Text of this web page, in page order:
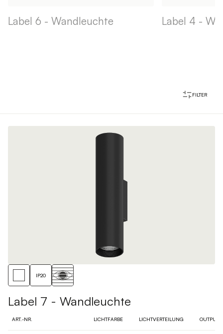
Label 6 - Wandleuchte Label 4 -
FILTER
IP20
Label 7 - Wandleuchte
ART.-NR. LICHTFARBE LICHTVERTEILUNG OUTPUT